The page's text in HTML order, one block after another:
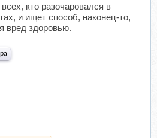
кто разочаровался в
и ищет способ, наконец-то,
вред здоровью.